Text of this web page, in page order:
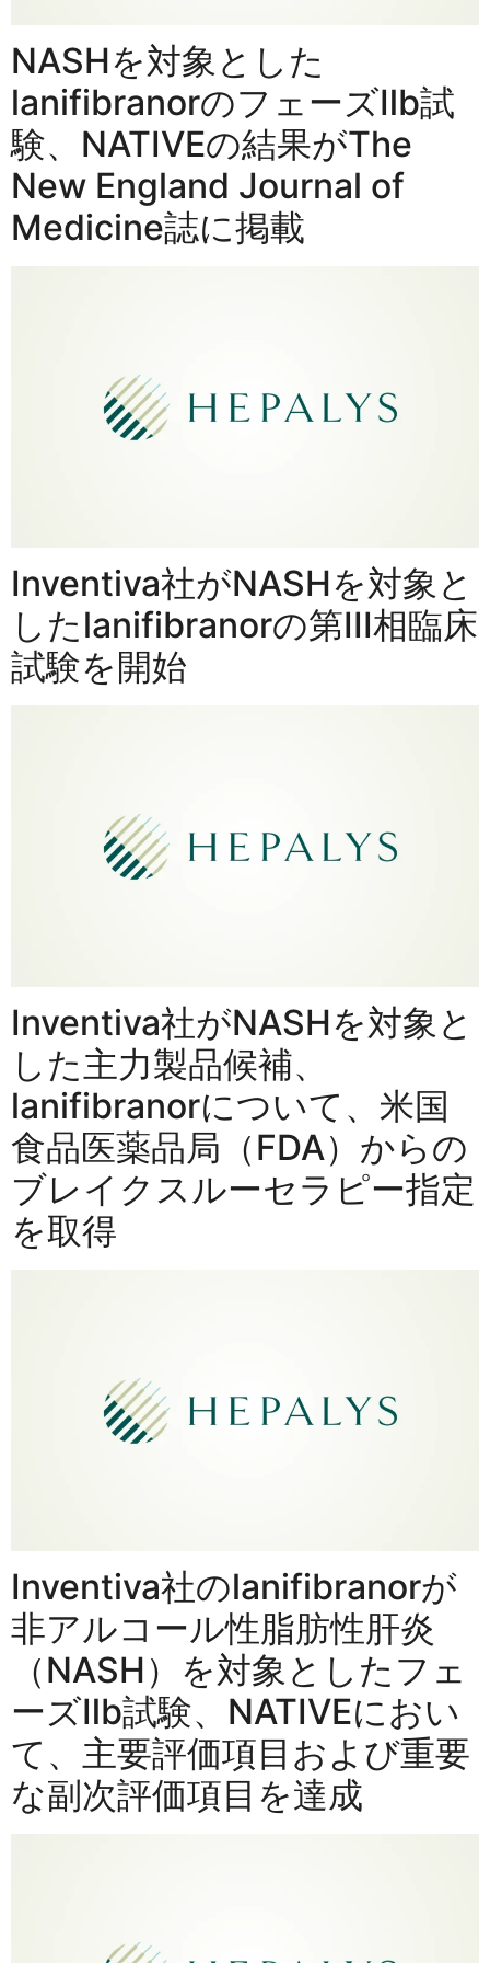
NASHを対象とした
lanifibranorのフェーズⅡb試
験、NATIVEの結果がThe
New England Journal of
Medicine誌に掲載
Inventiva社がNASHを対象と
したlanifibranorの第III相臨床
試験を開始
Inventiva社がNASHを対象と
した主力製品候補、
lanifibranorについて、米国
食品医薬品局（FDA）からの
ブレイクスルーセラピー指定
を取得
Inventiva社のlanifibranorが
非アルコール性脂肪性肝炎
（NASH）を対象としたフェ
ーズⅡb試験、NATIVEにおい
て、主要評価項目および重要
な副次評価項目を達成